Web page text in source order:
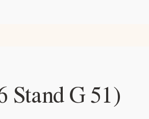
Stand G 51)